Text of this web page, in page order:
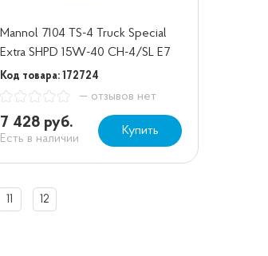
Mannol 7104 TS-4 Truck Special
Extra SHPD 15W-40 CH-4/SL E7
20 л
Код товара: 172724
— отзывов нет
7 428 руб.
Есть в наличии
Купить
12